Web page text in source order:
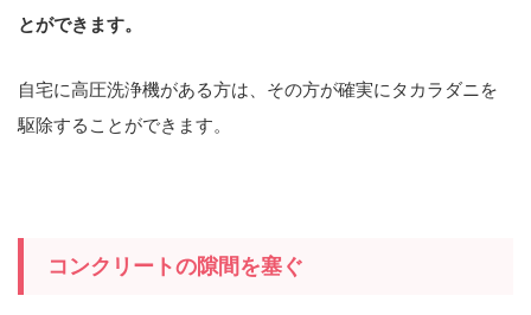
とができます。
自宅に高圧洗浄機がある方は、その方が確実にタカラダニを
駆除することができます。
コンクリートの隙間を塞ぐ